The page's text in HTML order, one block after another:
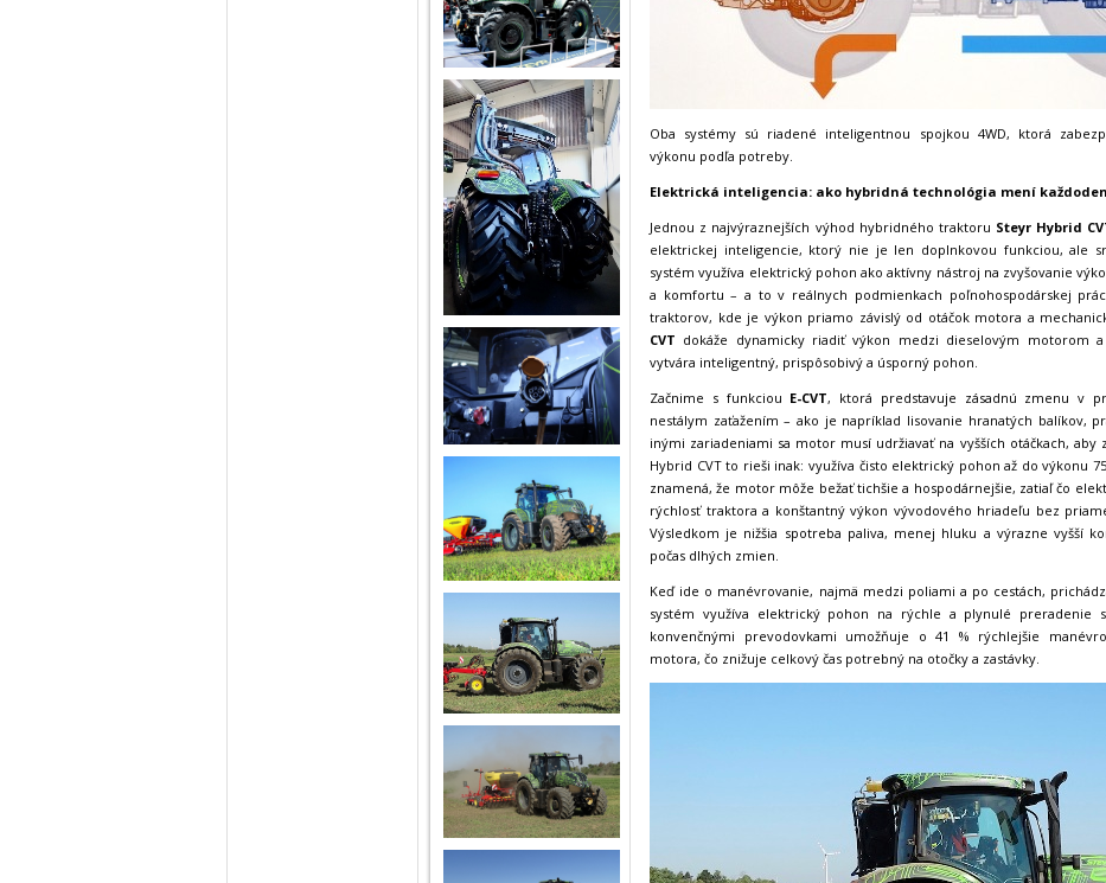
Oba systémy sú riadené inteligentnou spojkou 4WD, ktorá
výkonu podľa potreby.
Elektrická inteligencia: ako hybridná technológia mení
Jednou z najvýraznejších výhod hybridného traktoru Steyr Hybrid
elektrickej inteligencie, ktorý nie je len doplnkovou funkciou, ale
systém využíva elektrický pohon ako aktívny nástroj na zvyšovanie
a komfortu – a to v reálnych podmienkach poľnohospodárskej
traktorov, kde je výkon priamo závislý od otáčok motora a
CVT dokáže dynamicky riadiť výkon medzi dieselovým motorom
vytvára inteligentný, prispôsobivý a úsporný pohon.
Začnime s funkciou E-CVT, ktorá predstavuje zásadnú zmenu v
nestálym zaťažením – ako je napríklad lisovanie hranatých balíkov,
inými zariadeniami sa motor musí udržiavať na vyšších otáčkach, aby
Hybrid CVT to rieši inak: využíva čisto elektrický pohon až do výkonu
znamená, že motor môže bežať tichšie a hospodárnejšie, zatiaľ čo
rýchlosť traktora a konštantný výkon vývodového hriadeľu bez
Výsledkom je nižšia spotreba paliva, menej hluku a výrazne vyšší
počas dlhých zmien.
Keď ide o manévrovanie, najmä medzi poliami a po cestách,
systém využíva elektrický pohon na rýchle a plynulé preradenie
konvenčnými prevodovkami umožňuje o 41 % rýchlejšie
motora, čo znižuje celkový čas potrebný na otočky a zastávky.